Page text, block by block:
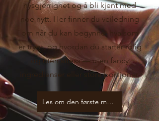
nysgjerrighet og å bli kjent med
noe nytt. Her finner du veiledning
om når du kan begynne, hva som
er trygt, og hvordan du starter rolig
og uten stress — uten fancy
ingredienser eller store porsjoner.
Les om den første maten